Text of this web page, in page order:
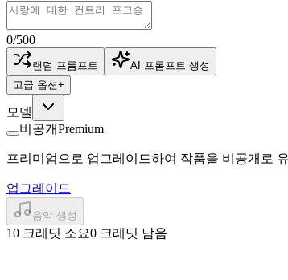
0/500
랜덤 프롬프트
AI 프롬프트 생성
고급 옵션+
모델
비공개Premium
프리미엄으로 업그레이드하여 작품을 비공개로 유
업그레이드
음악 생성
10 크레딧 소요0 크레딧 남음